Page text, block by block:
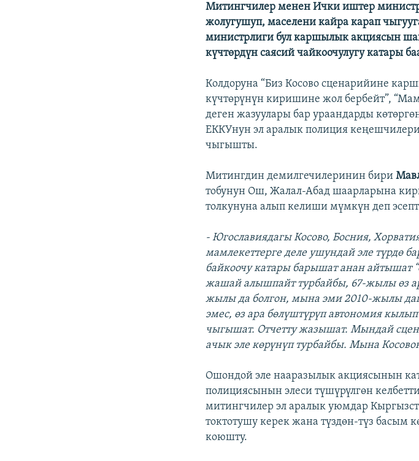
Митингчилер менен Ички иштер
жолугушуп, маселени кайра карап
министрлиги бул каршылык акциясын
күчтөрдүн саясий чайкоочулугу катары
Колдоруна “Биз Косово сценарийине
күчтөрүнүн киришине жол бербейт”,
деген жазуулары бар ураандарды
ЕККУнун эл аралык полиция
чыгышты.
Митингдин демилгечилеринин бири
тобунун Ош, Жалал-Абад шаарларына
толкунуна алып келиши мүмкүн деп
- Югославиядагы Косово, Босния,
мамлекеттерге деле ушундай эле
байкоочу катары барышат анан айтышат
жашай алышпайт турбайбы, 67-жылы өз
жылы да болгон, мына эми 2010-жылы
эмес, өз ара бөлүштүрүп автономия
чыгышат. Отчетту жазышат. Мындай
ачык эле көрүнүп турбайбы. Мына
Ошондой эле нааразылык акциясынын
полициясынын элеси түшүрүлгөн
митингчилер эл аралык уюмдар
токтотушу керек жана түздөн-түз басым
коюшту.